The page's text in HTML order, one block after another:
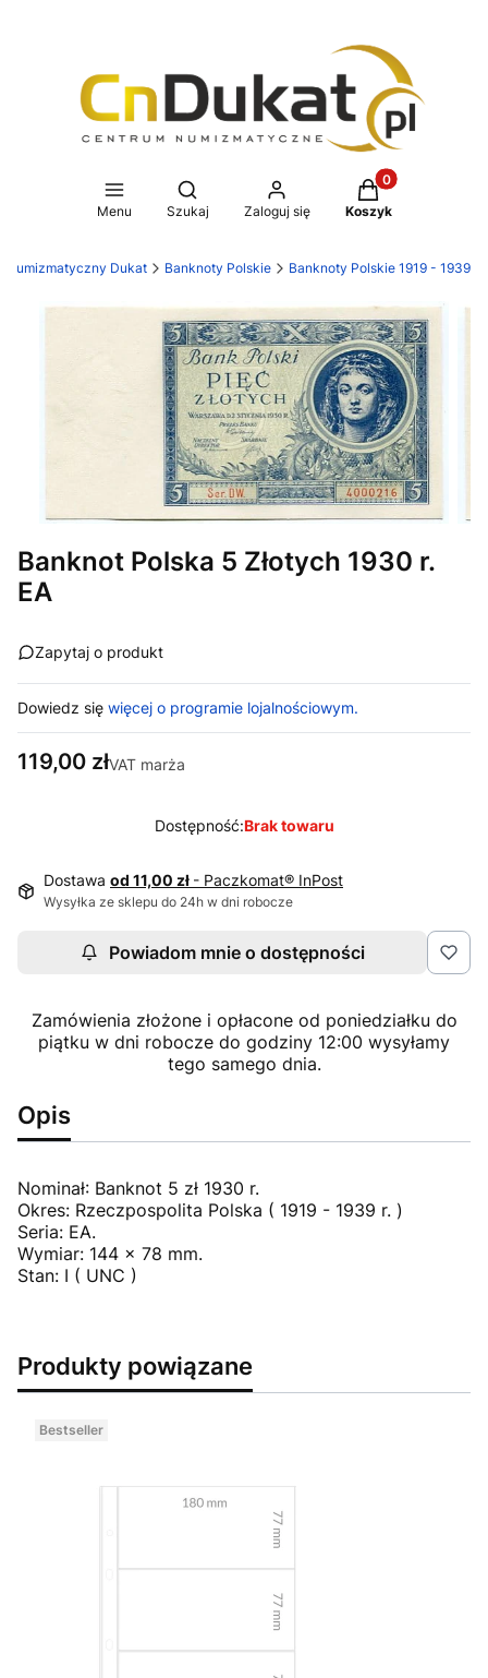
Menu
Otwórz wyszukiwarkę
Szukaj Zaloguj się
Produkty w
Koszyk
numizmatyczny Dukat Banknoty Polskie Banknoty Polskie 1919 - 1939
Banknot Polska 5 Złotych 1930 r.
EA
Zapytaj o produkt
Dowiedz się więcej o programie lojalnościowym.
Cena
119,00 złVAT marża
Dostępność:Brak towaru
Dostawa od 11,00 zł - Paczkomat® InPost
Wysyłka ze sklepu do 24h w dni robocze
Powiadom mnie o dostępności
Zamówienia złożone i opłacone od poniedziałku do
piątku w dni robocze do godziny 12:00 wysyłamy
tego samego dnia.
Opis
Nominał: Banknot 5 zł 1930 r.
Okres: Rzeczpospolita Polska ( 1919 - 1939 r. )
Seria: EA.
Wymiar: 144 x 78 mm.
Stan: I ( UNC )
Produkty powiązane
Bestseller